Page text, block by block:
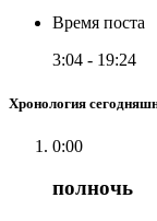
Время поста
3:04 - 19:24
Хронология
0:00
полночь